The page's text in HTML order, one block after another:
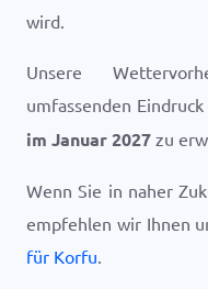
wird.
Unsere
umfassenden
im Januar 2027 zu
Wenn Sie in naher
empfehlen wir Ihnen
für Korfu.